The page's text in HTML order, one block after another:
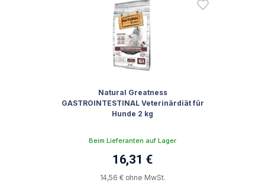
Natural Greatness
GASTROINTESTINAL Veterinärdiät für
Hunde 2 kg
Beim Lieferanten auf Lager
16,31 €
14,56 € ohne MwSt.